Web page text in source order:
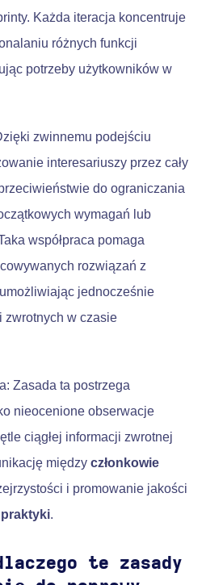
Każda iteracja koncentruje
różnych funkcji
potrzeby użytkowników w
zwinnemu podejściu
interesariuszy przez cały
do ograniczania
wymagań lub
współpraca pomaga
rozwiązań z
jednocześnie
zwrotnych w czasie
Zasada ta postrzega
nieocenione obserwacje
ciągłej informacji zwrotnej
między członkowie
i promowanie jakości
.
te zasady